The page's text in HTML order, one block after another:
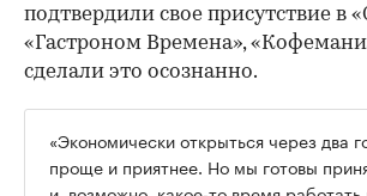
подтвердили свое присутствие в
«Гастроном Времена»,
сделали это осознанно.
«Экономически открыться через два
проще и приятнее. Но мы готовы